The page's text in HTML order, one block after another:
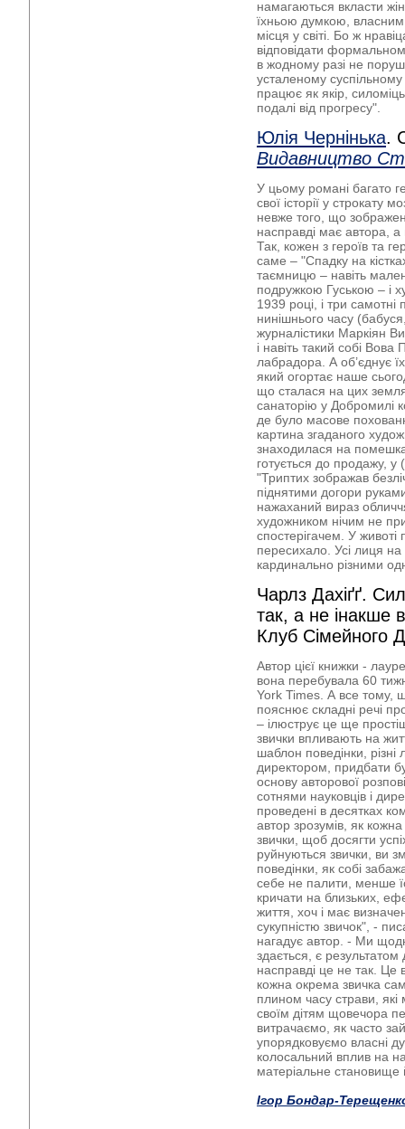
намагаються вкласти
їхньою думкою,
місця у світі. Бо ж
відповідати
в жодному разі не
усталеному
працює як якір,
подалі від прогресу".
Юлія Чернінька.
Видавництво
У цьому романі багато
свої історії у строкату
невже того, що
насправді має автора,
Так, кожен з героїв та
саме – "Спадку на
таємницю – навіть
подружкою Гуською – і
1939 році, і три
нинішнього часу
журналістики Маркіян
і навіть такий собі
лабрадора. А об’єднує
який огортає наше
що сталася на цих
санаторію у Добромилі
де було масове
картина згаданого
знаходилася на
готується до продажу, у
"Триптих зображав
піднятими догори
нажаханий вираз
художником нічим не
спостерігачем. У животі
пересихало. Усі лиця
кардинально різними
Чарлз Дахіґґ.
так, а не інакше
Клуб Сімейного
Автор цієї книжки -
вона перебувала 60
York Times. А все тому,
пояснює складні речі
– ілюструє це ще
звички впливають на
шаблон поведінки, різні
директором, придбати
основу авторової
сотнями науковців і
проведені в десятках
автор зрозумів, як
звички, щоб досягти
руйнуються звички, ви
поведінки, як собі
себе не палити, менше
кричати на близьких,
життя, хоч і має
сукупністю звичок", -
нагадує автор. - Ми
здається, є
насправді це не так. Це
кожна окрема звичка
плином часу страви,
своїм дітям щовечора
витрачаємо, як часто
упорядковуємо власні
колосальний вплив на
матеріальне
Ігор Бондар-